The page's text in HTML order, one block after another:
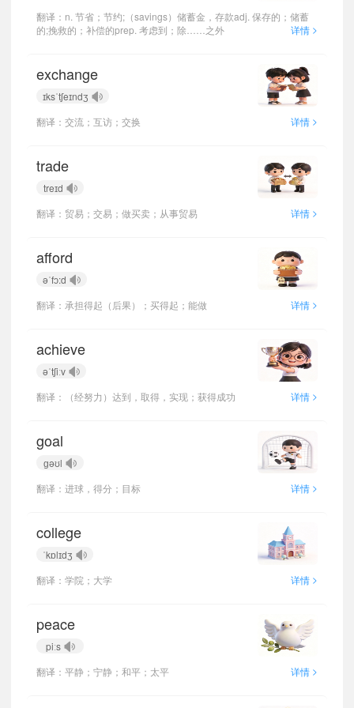
翻译：n. 节省；节约;（savings）储蓄金，存款adj. 保存的；储蓄
的;挽救的；补偿的prep. 考虑到；除……之外
详情 >
exchange
ɪksˈtʃeɪndʒ
翻译：交流；互访；交换
详情 >
trade
treɪd
翻译：贸易；交易；做买卖；从事贸易
详情 >
afford
əˈfɔ:d
翻译：承担得起（后果）；买得起；能做
详情 >
achieve
əˈtʃiːv
翻译：（经努力）达到，取得，实现；获得成功
详情 >
goal
ɡəʊl
翻译：进球，得分；目标
详情 >
college
ˈkɒlɪdʒ
翻译：学院；大学
详情 >
peace
piːs
翻译：平静；宁静；和平；太平
详情 >